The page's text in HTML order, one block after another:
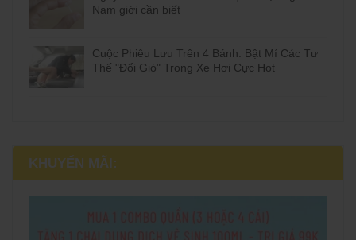
Nam giới cần biết
Cuộc Phiêu Lưu Trên 4 Bánh: Bật Mí Các Tư
Thế "Đổi Gió" Trong Xe Hơi Cực Hot
KHUYẾN MÃI: